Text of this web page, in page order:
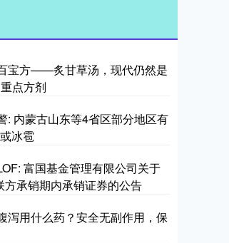
宝方——炙甘草汤，现代仍然是
点方剂
: 内蒙古山东等4省区部分地区有
冰雹
富国基金管理有限公司关于
方承销期内承销证券的公告
泻用什么药？安全无副作用，保